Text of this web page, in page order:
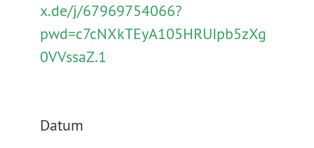
x.de/j/67969754066?
pwd=c7cNXkTEyA105HRUIpb5zXg
0VVssaZ.1
Datum